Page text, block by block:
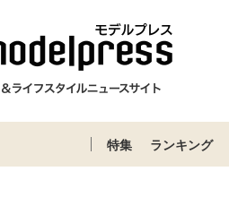
特集 ランキング